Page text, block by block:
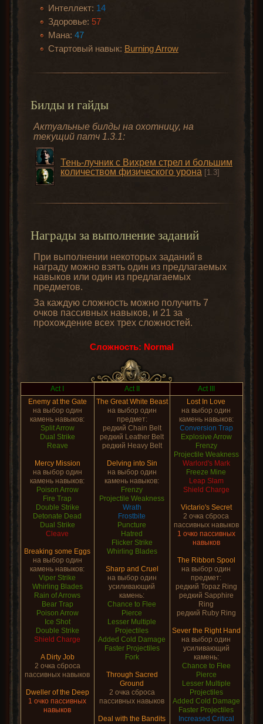
Интеллект: 14
Здоровье: 57
Мана: 47
Стартовый навык: Burning Arrow
Билды и гайды
Актуальные билды на охотницу, на
текущий патч 1.3.1:
Тень-лучник с Вихрем стрел и большим
количеством физического урона [1.3]
Награды за выполнение заданий
При выполнении некоторых заданий в
награду можно взять один из предлагаемых
навыков или один из предлагаемых
предметов.
За каждую сложность можно получить 7
очков пассивных навыков, и 21 за
прохождение всех трех сложностей.
Сложность: Normal
Act I Act II
Act III
Enemy at the Gate
на выбор один
камень навыков:
Split Arrow
Dual Strike
Reave
Mercy Mission
на выбор один
камень навыков:
Poison Arrow
Fire Trap
Double Strike
Detonate Dead
Dual Strike
Cleave
Breaking some Eggs
на выбор один
камень навыков:
Viper Strike
Whirling Blades
Rain of Arrows
Bear Trap
Poison Arrow
Ice Shot
Double Strike
Shield Charge
A Dirty Job
2 очка сброса
пассивных навыков
Dweller of the Deep
1 очко пассивных
навыков
The Great White Beast
на выбор один
предмет:
редкий Chain Belt
редкий Leather Belt
редкий Heavy Belt
Delving into Sin
на выбор один
камень навыков:
Frenzy
Projectile Weakness
Wrath
Frostbite
Puncture
Hatred
Flicker Strike
Whirling Blades
Sharp and Cruel
на выбор один
усиливающий
камень:
Chance to Flee
Pierce
Lesser Multiple
Projectiles
Added Cold Damage
Faster Projectiles
Fork
Through Sacred
Ground
2 очка сброса
пассивных навыков
Deal with the Bandits
Lost In Love
на выбор один
камень навыков:
Conversion Trap
Explosive Arrow
Frenzy
Projectile Weakness
Warlord's Mark
Freeze Mine
Leap Slam
Shield Charge
Victario's Secret
2 очка сброса
пассивных навыков
1 очко пассивных
навыков
The Ribbon Spool
на выбор один
предмет:
редкий Topaz Ring
редкий Sapphire
Ring
редкий Ruby Ring
Sever the Right Hand
на выбор один
усиливающий
камень:
Chance to Flee
Pierce
Lesser Multiple
Projectiles
Added Cold Damage
Faster Projectiles
Increased Critical